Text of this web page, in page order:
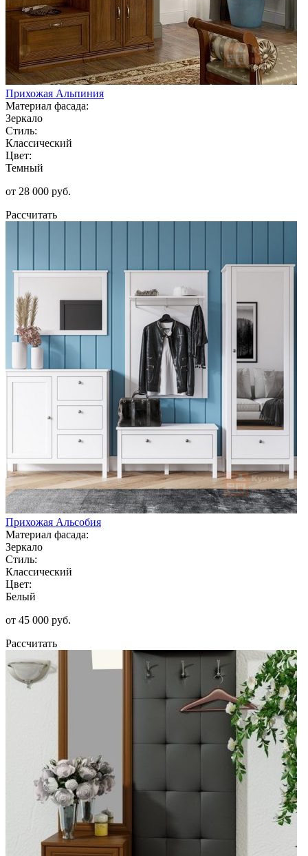
Прихожая Альпиния
Материал фасада:
Зеркало
Стиль:
Классический
Цвет:
Темный
от 28 000 руб.
Рассчитать
Прихожая Альсобия
Материал фасада:
Зеркало
Стиль:
Классический
Цвет:
Белый
от 45 000 руб.
Рассчитать